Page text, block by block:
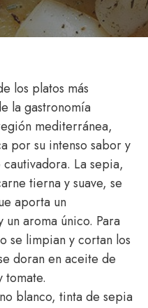
los platos más
la gastronomía
mediterránea,
por su intenso sabor y
La sepia,
tierna y suave, se
aporta un
aroma único. Para
se limpian y cortan los
doran en aceite de
tomate.
blanco, tinta de sepia